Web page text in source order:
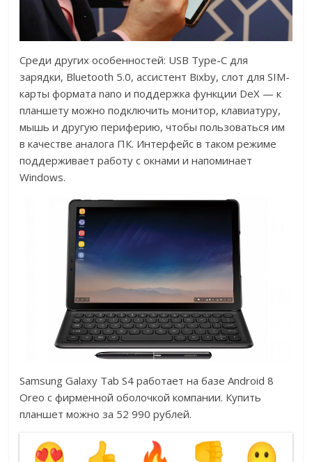
Среди других особенностей: USB Type-C для
зарядки, Bluetooth 5.0, ассистент Bixby, слот для SIM-
карты формата nano и поддержка функции DeX — к
планшету можно подключить монитор, клавиатуру,
мышь и другую периферию, чтобы пользоваться им
в качестве аналога ПК. Интерфейс в таком режиме
поддерживает работу с окнами и напоминает
Windows.
Samsung Galaxy Tab S4 работает на базе Android 8
Oreo с фирменной оболочкой компании. Купить
планшет можно за 52 990 рублей.